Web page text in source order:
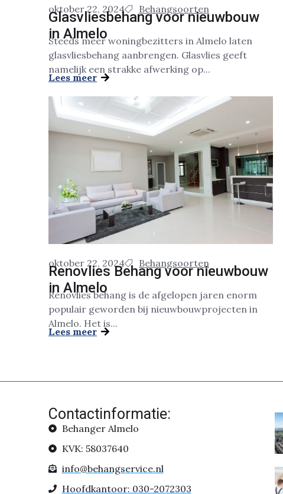
oktober 22, 2024 Behangsoorten
Glasvliesbehang voor nieuwbouw
in Almelo
Steeds meer woningbezitters in Almelo laten
glasvliesbehang aanbrengen. Glasvlies geeft
namelijk een strakke afwerking op...
Lees meer
oktober 22, 2024 Behangsoorten
Renovlies Behang voor nieuwbouw
in Almelo
Renovlies behang is de afgelopen jaren enorm
populair geworden bij nieuwbouwprojecten in
Almelo. Het is...
Lees meer
Contactinformatie:
Behanger Almelo
KVK: 58037640
info@behangservice.nl
Hoofdkantoor: 030-2072303